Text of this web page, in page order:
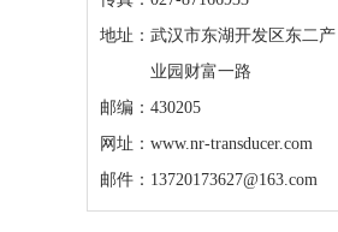
地址： 武汉市东湖开发区东二产
业园财富一路
邮编：430205
网址：www.nr-transducer.com
邮件：13720173627@163.com